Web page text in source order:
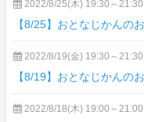
2022/8/25(木) 19:30～21:30
【8/25】おとなじかんの
2022/8/19(金) 19:30～21:30
【8/19】おとなじかんの
2022/8/18(木) 19:00～21:00